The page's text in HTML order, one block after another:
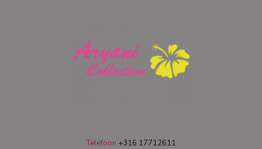
Telefoon +316 17712611